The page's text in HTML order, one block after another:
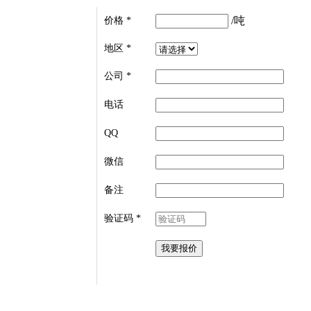
价格 * /吨
地区 *
公司 *
电话
QQ
微信
备注
验证码 *